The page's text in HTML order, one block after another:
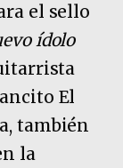
el sello
ídolo
El
también
la